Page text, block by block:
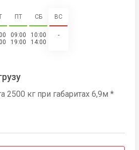
ПТ
09:00
19:00
СБ
10:00
14:00
ВС
-
2500 кг при габаритах 6,9м *